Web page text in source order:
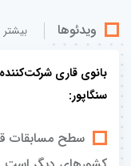
ویدئوها بيشتر
بانوی قاری
سنگاپور:
سطح مسابقات